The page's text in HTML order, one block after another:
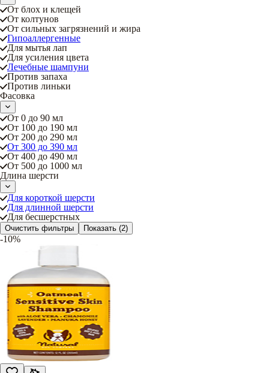
От блох и клещей
От колтунов
От сильных загрязнений и жира
Гипоаллергенные
Для мытья лап
Для усиления цвета
Лечебные шампуни
Против запаха
Против линьки
Фасовка
От 0 до 90 мл
От 100 до 190 мл
От 200 до 290 мл
От 300 до 390 мл
От 400 до 490 мл
От 500 до 1000 мл
Длина шерсти
Для короткой шерсти
Для длинной шерсти
Для бесшерстных
Очистить фильтры Показать (2)
-10%